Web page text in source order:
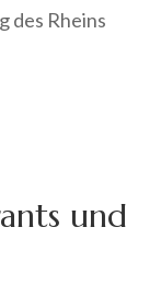
des Rheins
und